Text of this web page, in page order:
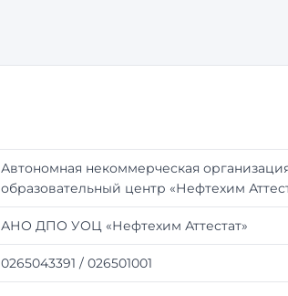
Автономная некоммерческая
образовательный центр «Нефтехим
АНО ДПО УОЦ «Нефтехим Аттестат»
0265043391 / 026501001